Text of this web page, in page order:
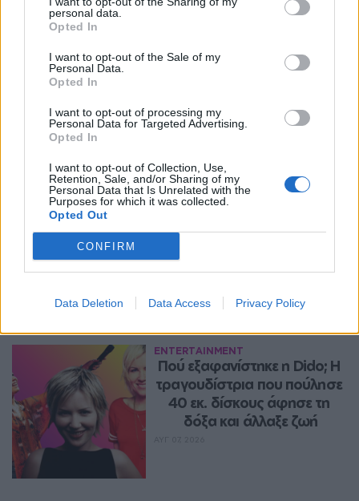
personal data.
Opted In
I want to opt-out of the Sale of my
Personal Data.
Opted In
I want to opt-out of processing my
Personal Data for Targeted Advertising.
Opted In
I want to opt-out of Collection, Use,
Retention, Sale, and/or Sharing of my
Personal Data that Is Unrelated with the
Purposes for which it was collected.
Opted Out
CONFIRM
Data Deletion Data Access Privacy Policy
Περισσότερα Θέματα
Entertainment
ENTERTAINMENT
Πού εξαφανίστηκε η Dido; Η
τραγουδίστρια που πούλησε
40 εκ. δίσκους άφησε τη
δόξα και άλλαξε ζωή